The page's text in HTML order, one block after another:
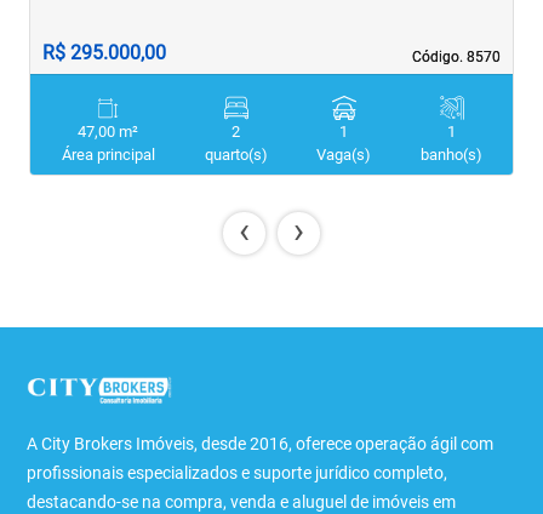
Código. 8570
Código. 8570
R$ 295.000,00
47,00 m²
Área principal
2
quarto(s)
1
Vaga(s)
1
banho(s)
‹ ›
A City Brokers Imóveis, desde 2016, oferece operação ágil com
profissionais especializados e suporte jurídico completo,
destacando-se na compra, venda e aluguel de imóveis em